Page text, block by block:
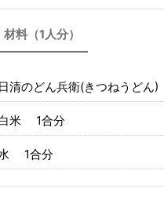
材料（1人分）
日清のどん兵衛(きつねうど
米 1合分
1合分